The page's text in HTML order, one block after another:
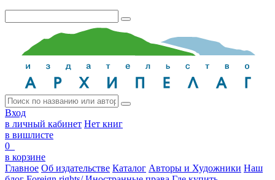
Вход
в личный кабинет Нет книг
в вишлисте
0
в корзине
Главное Об издательстве Каталог Авторы и Художники Наш